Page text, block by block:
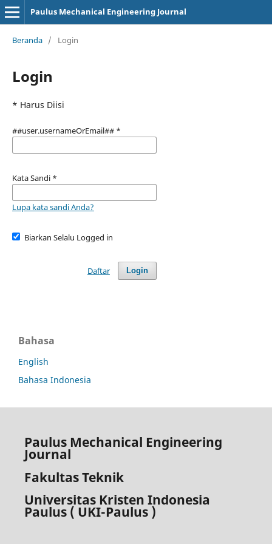
Paulus Mechanical Engineering Journal
Beranda / Login
Login
* Harus Diisi
##user.usernameOrEmail## *
Kata Sandi *
Lupa kata sandi Anda?
Biarkan Selalu Logged in
Login
Daftar
Bahasa
English
Bahasa Indonesia
Paulus Mechanical Engineering
Journal
Fakultas Teknik
Universitas Kristen Indonesia
Paulus ( UKI-Paulus )